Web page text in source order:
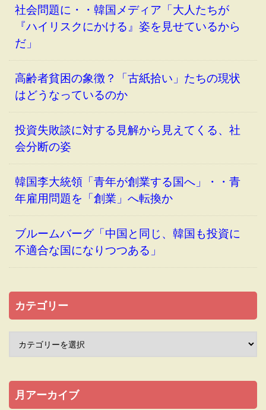
社会問題に・・韓国メディア「大人たちが
『ハイリスクにかける』姿を見せているから
だ」
高齢者貧困の象徴？「古紙拾い」たちの現状
はどうなっているのか
投資失敗談に対する見解から見えてくる、社
会分断の姿
韓国李大統領「青年が創業する国へ」・・青
年雇用問題を「創業」へ転換か
ブルームバーグ「中国と同じ、韓国も投資に
不適合な国になりつつある」
カテゴリー
月アーカイブ